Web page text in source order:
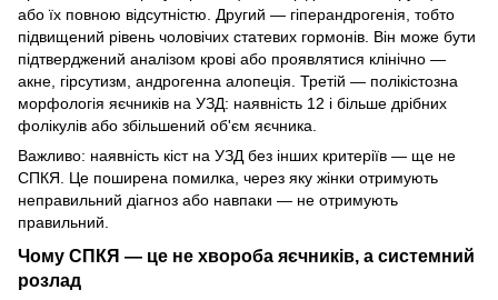
або їх повною відсутністю. Другий — гіперандрогенія, тобто
підвищений рівень чоловічих статевих гормонів. Він може бути
підтверджений аналізом крові або проявлятися клінічно —
акне, гірсутизм, андрогенна алопеція. Третій — полікістозна
морфологія яєчників на УЗД: наявність 12 і більше дрібних
фолікулів або збільшений об'єм яєчника.
Важливо: наявність кіст на УЗД без інших критеріїв — ще не
СПКЯ. Це поширена помилка, через яку жінки отримують
неправильний діагноз або навпаки — не отримують
правильний.
Чому СПКЯ — це не хвороба яєчників, а системний
розлад